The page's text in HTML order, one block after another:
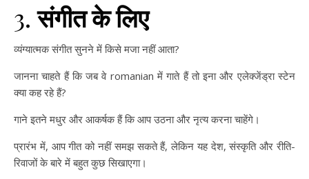
3.संगीत के लिए
व्यंग्यात्मक संगीत सुनने में किसे मजा नहीं आता?
जानना चाहते हैं कि जब वे romanian में गाते हैं तो इना और एलेक्जेंड्रा स्टेन
क्या कह रहे हैं?
गाने इतने मधुर और आकर्षक हैं कि आप उठना और नृत्य करना चाहेंगे।
प्रारंभ में, आप गीत को नहीं समझ सकते हैं, लेकिन यह देश, संस्कृति और रीति-
रिवाजों के बारे में बहुत कुछ सिखाएगा।